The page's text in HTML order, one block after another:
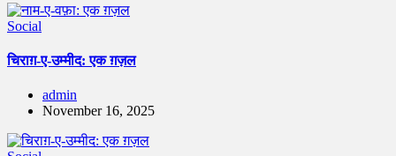
Social
चिराग़-ए-उम्मीद: एक ग़ज़ल
admin
November 16, 2025